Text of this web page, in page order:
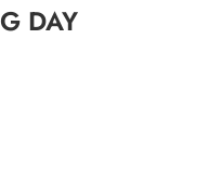
DAY